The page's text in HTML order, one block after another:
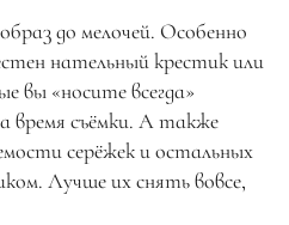
до мелочей. Особенно
нательный крестик или
вы «носите всегда»
время съёмки. А также
серёжек и остальных
Лучше их снять вовсе,